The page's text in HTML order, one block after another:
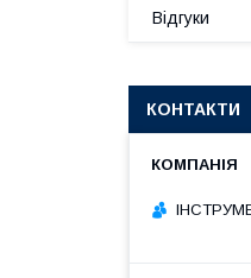
Відгуки
КОНТАКТИ